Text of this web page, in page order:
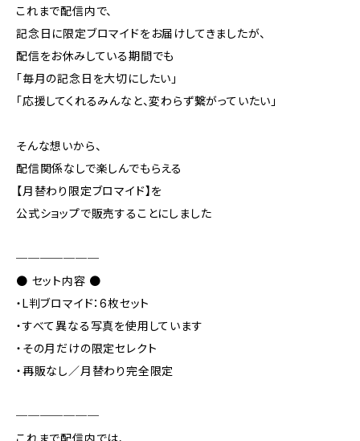
これまで配信内で、
記念日に限定ブロマイドをお届けしてきましたが、
配信をお休みしている期間でも
「毎月の記念日を大切にしたい」
「応援してくれるみんなと、変わらず繋がっていたい」
そんな想いから、
配信関係なしで楽しんでもらえる
【月替わり限定ブロマイド】を
公式ショップで販売することにしました
───────
● セット内容 ●
・L判ブロマイド：6枚セット
・すべて異なる写真を使用しています
・その月だけの限定セレクト
・再販なし／月替わり完全限定
───────
これまで配信内では、